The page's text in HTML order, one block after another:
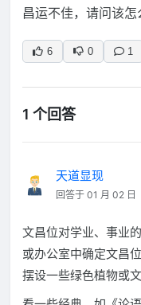
昌运不佳，请问该怎
6 0 1
1 个回答
天道显现
回答于 01 月 02 日
文昌位对学业、事业
或办公室中确定文昌
摆设一些绿色植物或